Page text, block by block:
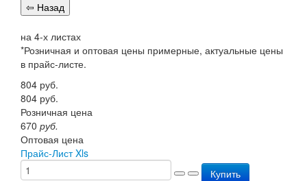
Перезарядка ОП
Перезарядка ОВП
Доставка
Оплата
Гарантии
О нас
Публичная оферта
Вопрос-Ответ
Контакты
на 4-х листах
*Розничная и оптовая цены примерные, актуальные цены
в прайс-листе.
804 руб.
804 руб.
Розничная цена
670 руб.
Оптовая цена
Прайс-Лист Xls
Купить